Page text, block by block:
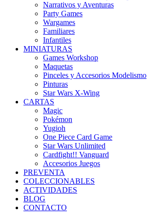
Narrativos y Aventuras
Party Games
Wargames
Familiares
Infantiles
MINIATURAS
Games Workshop
Maquetas
Pinceles y Accesorios Modelismo
Pinturas
Star Wars X-Wing
CARTAS
Magic
Pokémon
Yugioh
One Piece Card Game
Star Wars Unlimited
Cardfight!! Vanguard
Accesorios Juegos
PREVENTA
COLECCIONABLES
ACTIVIDADES
BLOG
CONTACTO